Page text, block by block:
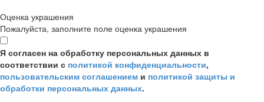
Оценка украшения
Пожалуйста, заполните поле оценка украшения
Я согласен на обработку персональных данных в
соответствии с политикой конфиденциальности,
пользовательским соглашением и политикой защиты и
обработки персональных данных.